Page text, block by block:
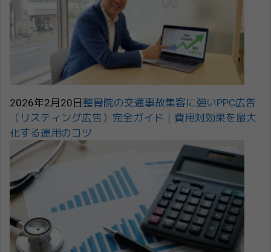
2026年2月20日 整骨院の交通事故集客に強いPPC広告
（リスティング広告）完全ガイド｜費用対効果を最大
化する運用のコツ